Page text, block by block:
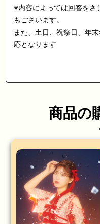
※内容によっては回答をさ
もございます。
また、土日、祝祭日、年
応となります
商品の